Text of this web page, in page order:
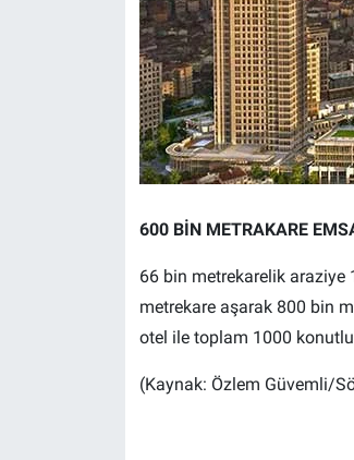
600 BİN METRAKARE
66 bin metrekarelik araziye
metrekare aşarak 800 bin
otel ile toplam 1000
(Kaynak: Özlem Güvemli/